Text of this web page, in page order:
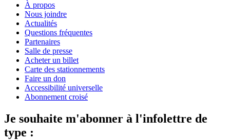
À propos
Nous joindre
Actualités
Questions fréquentes
Partenaires
Salle de presse
Acheter un billet
Carte des stationnements
Faire un don
Accessibilité universelle
Abonnement croisé
Je souhaite m'abonner à l'infolettre de
type :